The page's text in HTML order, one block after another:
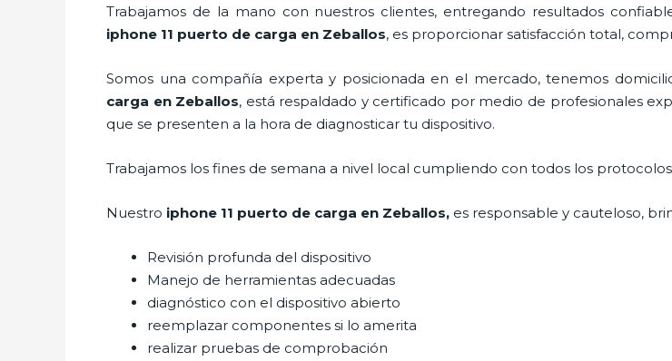
Trabajamos de la mano con nuestros clientes, entregando resultados
iphone 11 puerto de carga en Zeballos, es proporcionar satisfacción total,
Somos una compañía experta y posicionada en el mercado, tenemos
carga en Zeballos, está respaldado y certificado por medio de profesionales
que se presenten a la hora de diagnosticar tu dispositivo.
Trabajamos los fines de semana a nivel local cumpliendo con todos los
Nuestro iphone 11 puerto de carga en Zeballos, es responsable y cauteloso,
Revisión profunda del dispositivo
Manejo de herramientas adecuadas
diagnóstico con el dispositivo abierto
reemplazar componentes si lo amerita
realizar pruebas de comprobación